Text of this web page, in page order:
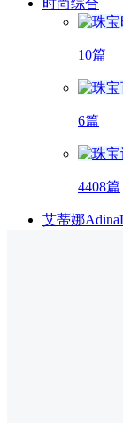
时尚综合
10篇
6篇
4408篇
艾蒂娜